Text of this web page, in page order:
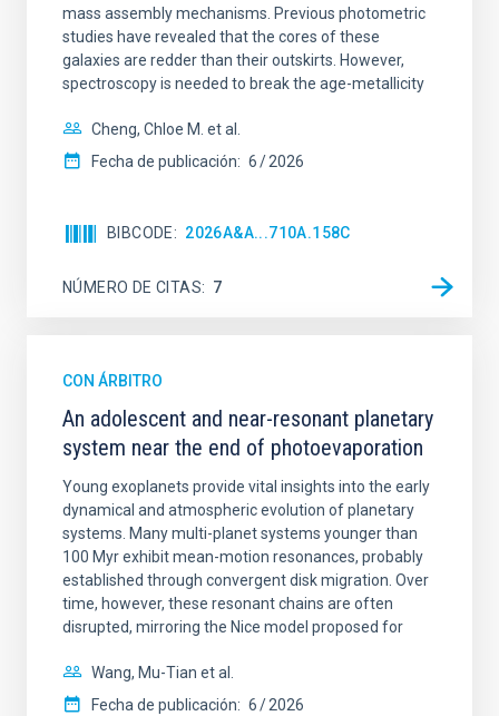
mass assembly mechanisms. Previous photometric
studies have revealed that the cores of these
galaxies are redder than their outskirts. However,
spectroscopy is needed to break the age-metallicity
Cheng, Chloe M. et al.
Fecha de publicación: 6 2026
BIBCODE 2026A&A...710A.158C
NÚMERO DE CITAS 7
CON ÁRBITRO
An adolescent and near-resonant planetary
system near the end of photoevaporation
Young exoplanets provide vital insights into the early
dynamical and atmospheric evolution of planetary
systems. Many multi-planet systems younger than
100 Myr exhibit mean-motion resonances, probably
established through convergent disk migration. Over
time, however, these resonant chains are often
disrupted, mirroring the Nice model proposed for
Wang, Mu-Tian et al.
Fecha de publicación: 6 2026